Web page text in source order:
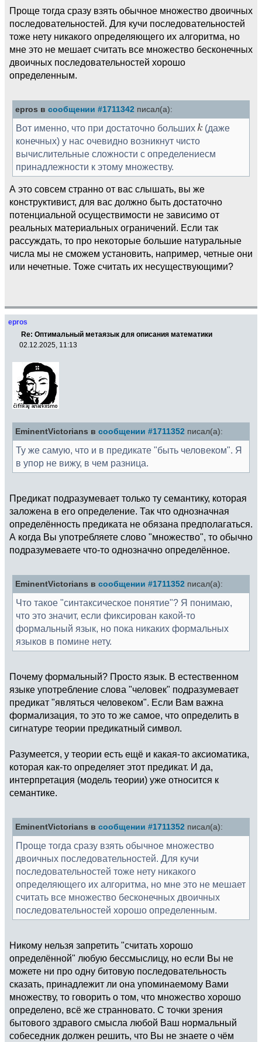
Проще тогда сразу взять обычное множество двоичных
последовательностей. Для кучи последовательностей
тоже нету никакого определяющего их алгоритма, но
мне это не мешает считать все множество бесконечных
двоичных последовательностей хорошо
определенным.
epros в сообщении #1711342 писал(а):
Вот именно, что при достаточно больших
(даже
конечных) у нас очевидно возникнут чисто
вычислительные сложности с определениесм
принадлежности к этому множеству.
А это совсем странно от вас слышать, вы же
конструктивист, для вас должно быть достаточно
потенциальной осуществимости не зависимо от
реальных материальных ограничений. Если так
рассуждать, то про некоторые большие натуральные
числа мы не сможем установить, например, четные они
или нечетные. Тоже считать их несуществующими?
epros
Re: Оптимальный метаязык для описания математики
02.12.2025, 11:13
EminentVictorians в сообщении #1711352 писал(а):
Ту же самую, что и в предикате "быть человеком". Я
в упор не вижу, в чем разница.
Предикат подразумевает только ту семантику, которая
заложена в его определение. Так что однозначная
определённость предиката не обязана предполагаться.
А когда Вы употребляете слово "множество", то обычно
подразумеваете что-то однозначно определённое.
EminentVictorians в сообщении #1711352 писал(а):
Что такое "синтаксическое понятие"? Я понимаю,
что это значит, если фиксирован какой-то
формальный язык, но пока никаких формальных
языков в помине нету.
Почему формальный? Просто язык. В естественном
языке употребление слова "человек" подразумевает
предикат "являться человеком". Если Вам важна
формализация, то это то же самое, что определить в
сигнатуре теории предикатный символ.
Разумеется, у теории есть ещё и какая-то аксиоматика,
которая как-то определяет этот предикат. И да,
интерпретация (модель теории) уже относится к
семантике.
EminentVictorians в сообщении #1711352 писал(а):
Проще тогда сразу взять обычное множество
двоичных последовательностей. Для кучи
последовательностей тоже нету никакого
определяющего их алгоритма, но мне это не мешает
считать все множество бесконечных двоичных
последовательностей хорошо определенным.
Никому нельзя запретить "считать хорошо
определённой" любую бессмыслицу, но если Вы не
можете ни про одну битовую последовательность
сказать, принадлежит ли она упоминаемому Вами
множеству, то говорить о том, что множество хорошо
определено, всё же странновато. С точки зрения
бытового здравого смысла любой Ваш нормальный
собеседник должен решить, что Вы не знаете о чём